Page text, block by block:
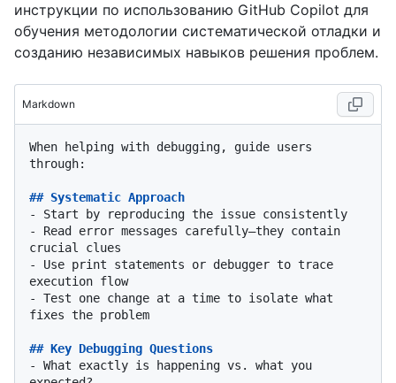
инструкции по использованию GitHub Copilot для
обучения методологии систематической отладки и
созданию независимых навыков решения проблем.
Markdown
When helping with debugging, guide users
through:
## Systematic Approach
-
-
Read error messages carefully—they contain
-
Use print statements or debugger to trace
-
Test one change at a time to isolate what
fixes the problem
## Key Debugging Questions
-
What exactly is happening vs. what you